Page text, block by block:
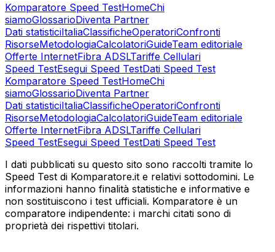
Komparatore Speed TestHomeChi
siamoGlossarioDiventa Partner
Dati statisticiItaliaClassificheOperatoriConfronti
RisorseMetodologiaCalcolatoriGuideTeam editoriale
Offerte InternetFibra ADSLTariffe Cellulari
Speed TestEsegui Speed TestDati Speed Test
Komparatore Speed TestHomeChi
siamoGlossarioDiventa Partner
Dati statisticiItaliaClassificheOperatoriConfronti
RisorseMetodologiaCalcolatoriGuideTeam editoriale
Offerte InternetFibra ADSLTariffe Cellulari
Speed TestEsegui Speed TestDati Speed Test
I dati pubblicati su questo sito sono raccolti tramite lo
Speed Test di Komparatore.it e relativi sottodomini. Le
informazioni hanno finalità statistiche e informative e
non sostituiscono i test ufficiali. Komparatore è un
comparatore indipendente: i marchi citati sono di
proprietà dei rispettivi titolari.